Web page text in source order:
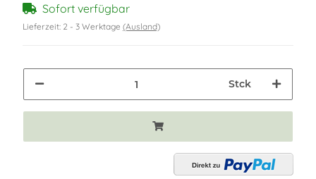
Sofort verfügbar
Lieferzeit: 2 - 3 Werktage (Ausland)
Stck